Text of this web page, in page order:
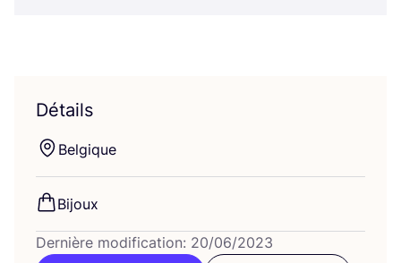
Détails
Bel­gique
Bijoux
Dernière modification: 20/06/2023